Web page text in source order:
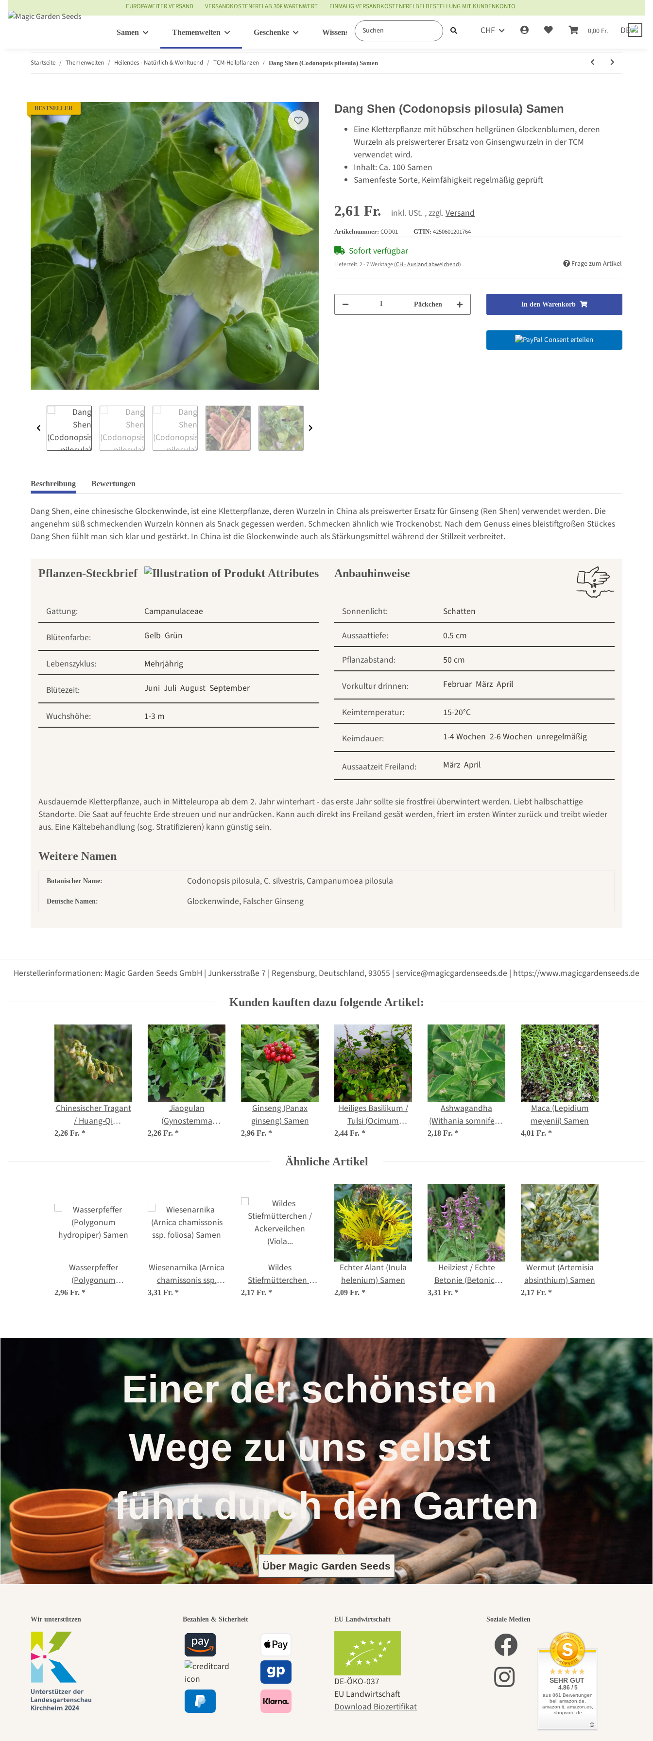
EUROPAWEITER VERSAND VERSANDKOSTENFREI AB 30€ WARENWERT EINMALIG VERSANDKOSTENFREI BEI BESTELLUNG MIT KUNDENKONTO
CHF 0,00 Fr. DE
Samen Themenwelten Geschenke Wissenswertes
Startseite Themenwelten Heilendes - Natürlich & Wohltuend TCM-Heilpflanzen Dang Shen (Codonopsis pilosula) Samen
BESTSELLER Dang Shen (Codonopsis pilosula) Samen
Eine Kletterpflanze mit hübschen hellgrünen Glockenblumen, deren
Wurzeln als preiswerterer Ersatz von Ginsengwurzeln in der TCM
verwendet wird.
Inhalt: Ca. 100 Samen
Samenfeste Sorte, Keimfähigkeit regelmäßig geprüft
2,61 Fr. inkl. USt. , zzgl. Versand
Artikelnummer: COD01 GTIN: 4250601201764
Sofort verfügbar
Lieferzeit:2 - 7 Werktage(CH - Ausland abweichend) Frage zum Artikel
Päckchen In den Warenkorb
Consent erteilen
Beschreibung Bewertungen
Dang Shen, eine chinesische Glockenwinde, ist eine Kletterpflanze, deren Wurzeln in China als preiswerter Ersatz für Ginseng (Ren Shen) verwendet werden. Die
angenehm süß schmeckenden Wurzeln können als Snack gegessen werden. Schmecken ähnlich wie Trockenobst. Nach dem Genuss eines bleistiftgroßen Stückes
Dang Shen fühlt man sich klar und gestärkt. In China ist die Glockenwinde auch als Stärkungsmittel während der Stillzeit verbreitet.
Pflanzen-Steckbrief
Gattung: Campanulaceae
Blütenfarbe: Gelb Grün
Lebenszyklus: Mehrjährig
Blütezeit: Juni Juli August September
Wuchshöhe: 1-3 m
Anbauhinweise
Sonnenlicht:
Schatten
Aussaattiefe:
0.5 cm
Pflanzabstand:
50 cm
Vorkultur drinnen: Februar März April
Keimtemperatur: 15-20°C
Keimdauer: 1-4 Wochen 2-6 Wochen unregelmäßig
Aussaatzeit Freiland: März April
Ausdauernde Kletterpflanze, auch in Mitteleuropa ab dem 2. Jahr winterhart - das erste Jahr sollte sie frostfrei überwintert werden. Liebt halbschattige
Standorte. Die Saat auf feuchte Erde streuen und nur andrücken. Kann auch direkt ins Freiland gesät werden, friert im ersten Winter zurück und treibt wieder
aus. Eine Kältebehandlung (sog. Stratifizieren) kann günstig sein.
Weitere Namen
Botanischer Name: Codonopsis pilosula, C. silvestris, Campanumoea pilosula
Deutsche Namen: Glockenwinde, Falscher Ginseng
Herstellerinformationen: Magic Garden Seeds GmbH | Junkersstraße 7 | Regensburg, Deutschland, 93055 | service@magicgardenseeds.de | https://www.magicgardenseeds.de
Kunden kauften dazu folgende Artikel:
Chinesischer Tragant
/ Huang-Qi
(Astragalus
Samen
2,26 Fr. *
Jiaogulan
(Gynostemma
pentaphyllum)
2,26 Fr. *
Ginseng (Panax
ginseng) Samen
2,96 Fr. *
Heiliges Basilikum /
Tulsi (Ocimum
tenuiflorum syn.
2,44 Fr. *
Ashwagandha
(Withania somnifera)
Samen
2,18 Fr. *
Maca (Lepidium
meyenii) Samen
4,01 Fr. *
Ähnliche Artikel
Wasserpfeffer
(Polygonum
hydropiper) Samen
2,96 Fr. *
Wiesenarnika (Arnica
chamissonis ssp.
foliosa) Samen
3,31 Fr. *
Wildes
Stiefmütterchen /
Ackerveilchen (Viola
2,17 Fr. *
Echter Alant (Inula
helenium) Samen
2,09 Fr. *
Heilziest / Echte
Betonie (Betonica
officinalis) Bio
3,31 Fr. *
Wermut (Artemisia
absinthium) Samen
2,17 Fr. *
Einer der schönsten
Wege zu uns selbst
führt durch den Garten
Über Magic Garden Seeds
Wir unterstützen Bezahlen & Sicherheit EU Landwirtschaft
DE‑ÖKO‑037
EU Landwirtschaft
Download Biozertifikat
Soziale Medien
SEHR GUT
4.86 / 5
aus 861 Bewertungen
bei: amazon.de,
amazon.it, amazon.es,
shopvote.de